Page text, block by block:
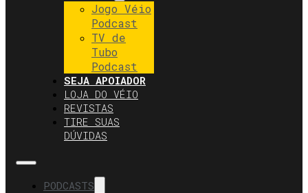
Jogo Véio
Podcast
TV de
Tubo
Podcast
SEJA APOIADOR
LOJA DO VÉIO
REVISTAS
TIRE SUAS
DÚVIDAS
PODCASTS